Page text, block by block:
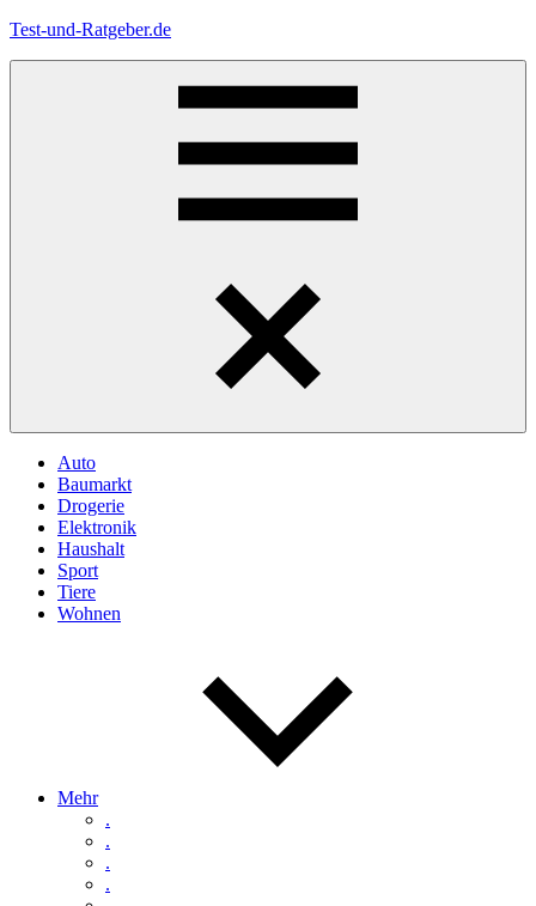
Zum
Test-und-Ratgeber.de
Auto
Baumarkt
Drogerie
Elektronik
Haushalt
Sport
Tiere
Wohnen
Mehr
.
.
.
.